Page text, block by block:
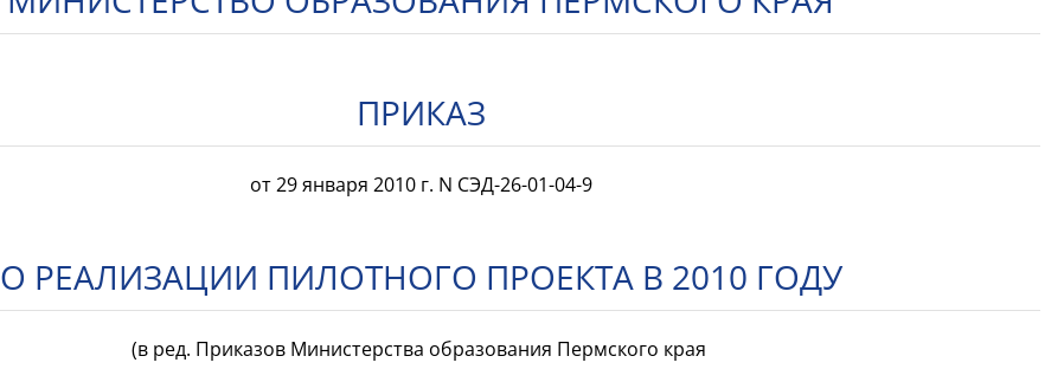
ПРИКАЗ
от 29 января 2010 г. N СЭД-26-01-04-9
О РЕАЛИЗАЦИИ ПИЛОТНОГО ПРОЕКТА В 2010 ГОДУ
(в ред. Приказов Министерства образования Пермского края